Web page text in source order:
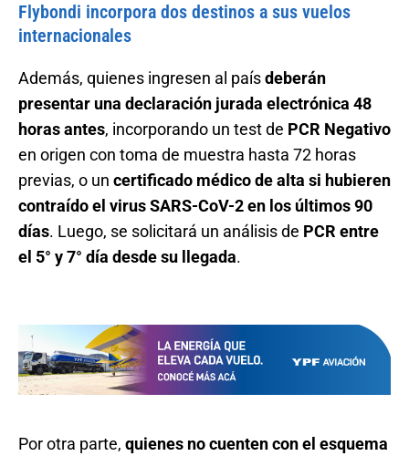
Flybondi incorpora dos destinos a sus vuelos
internacionales
Además, quienes ingresen al paísdeberán
presentar una declaración jurada electrónica 48
horas antes, incorporando un test de PCR Negativo
en origen con toma de muestra hasta 72 horas
previas, o un certificado médico de alta si hubieren
contraído el virus SARS-CoV-2 en los últimos 90
días. Luego, se solicitará un análisis de PCR entre
el 5° y 7° día desde su llegada.
Por otra parte, quienes no cuenten con el esquema